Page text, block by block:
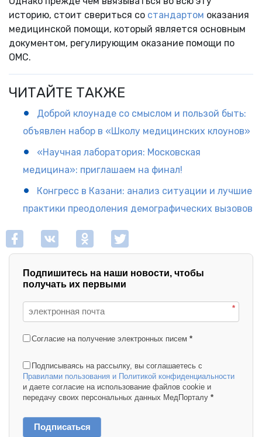
историю, стоит свериться со стандартом оказания
медицинской помощи, который является основным
документом, регулирующим оказание помощи по
ОМС.
ЧИТАЙТЕ ТАКЖЕ
Доброй клоунаде со смыслом и пользой быть:
объявлен набор в «Школу медицинских клоунов»
«Научная лаборатория: Московская
медицина»: приглашаем на финал!
Конгресс в Казани: анализ ситуации и лучшие
практики преодоления демографических вызовов
Подпишитесь на наши новости, чтобы
получать их первыми
*
Согласие на получение электронных писем *
Подписываясь на рассылку, вы соглашаетесь с
Правилами пользования и Политикой конфиденциальности
и даете согласие на использование файлов cookie и
передачу своих персональных данных МедПорталу *
Подписаться